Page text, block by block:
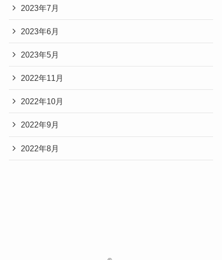
2023年7月
2023年6月
2023年5月
2022年11月
2022年10月
2022年9月
2022年8月